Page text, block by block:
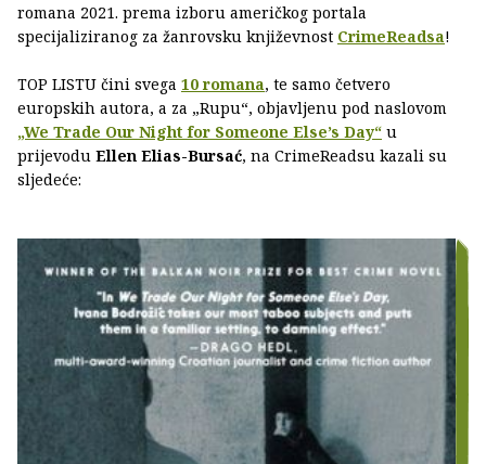
romana 2021. prema izboru američkog portala
specijaliziranog za žanrovsku književnost CrimeReadsa!
TOP LISTU čini svega 10 romana, te samo četvero
europskih autora, a za „Rupu“, objavljenu pod naslovom
„We Trade Our Night for Someone Else’s Day“ u
prijevodu Ellen Elias-Bursać, na CrimeReadsu kazali su
sljedeće: